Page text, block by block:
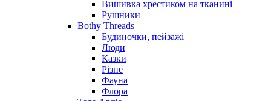
Вишивка хрестиком на тканині
Рушники
Bothy Threads
Будиночки, пейзажі
Люди
Казки
Різне
Фауна
Флора